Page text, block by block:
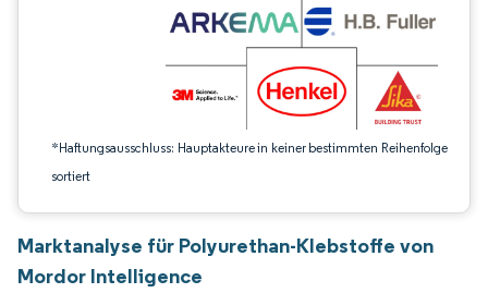
*Haftungsausschluss: Hauptakteure in keiner bestimmten Reihenfolge
sortiert
Marktanalyse für Polyurethan-Klebstoffe von
Mordor Intelligence